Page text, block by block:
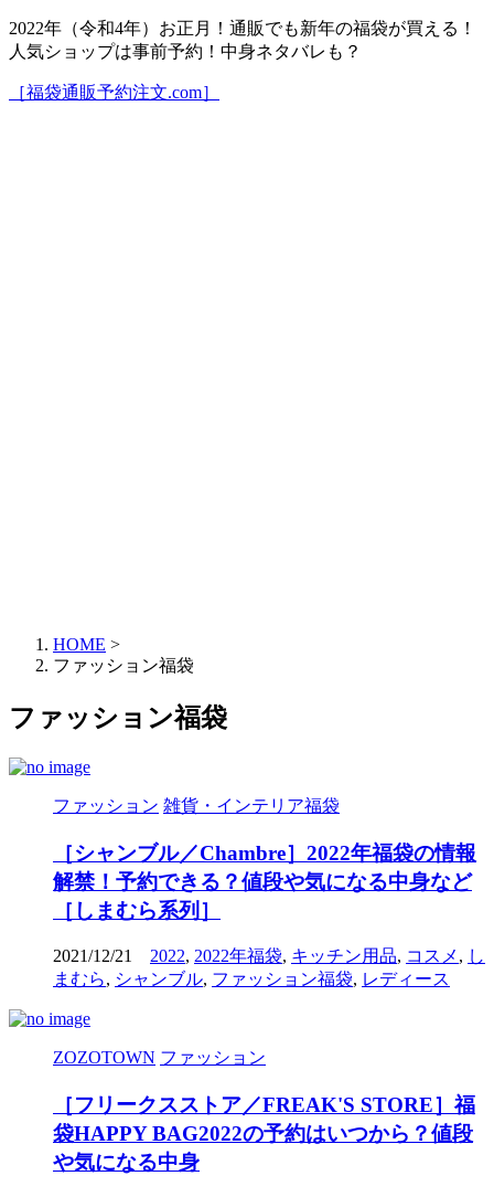
2022年（令和4年）お正月！通販でも新年の福袋が買える！
人気ショップは事前予約！中身ネタバレも？
［福袋通販予約注文.com］
HOME >
ファッション福袋
ファッション福袋
ファッション 雑貨・インテリア福袋
［シャンブル／Chambre］2022年福袋の情報
解禁！予約できる？値段や気になる中身など
［しまむら系列］
2021/12/21 2022, 2022年福袋, キッチン用品, コスメ , し
まむら, シャンブル, ファッション福袋, レディース
ZOZOTOWN ファッション
［フリークスストア／FREAK'S STORE］福
袋HAPPY BAG2022の予約はいつから？値段
や気になる中身